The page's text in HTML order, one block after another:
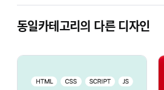
동일카테고리의 다른 디자인